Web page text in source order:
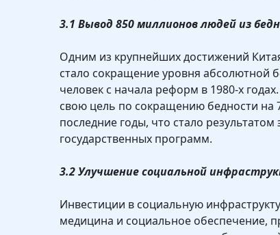
3.1 Вывод 850 миллионов людей из
Одним из крупнейших достижений
стало сокращение уровня абсолютной
человек с начала реформ в 1980-х
свою цель по сокращению бедности на
последние годы, что стало
государственных программ.
3.2 Улучшение социальной
Инвестиции в социальную
медицина и социальное обеспечение,